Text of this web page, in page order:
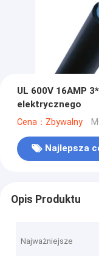
UL 600V 16AMP
elektrycznego
Cena：Zbywalny
Najlepsza
Opis Produktu
Najważniejsze